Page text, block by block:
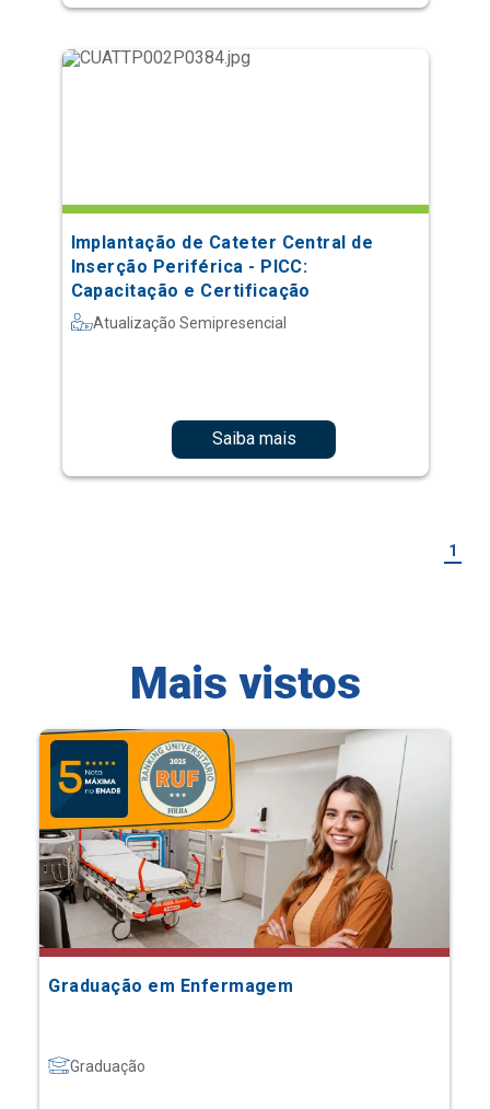
Implantação de Cateter Central de
Inserção Periférica - PICC:
Capacitação e Certificação
Atualização Semipresencial
Saiba mais
1
Mais vistos
Graduação em Enfermagem
Graduação